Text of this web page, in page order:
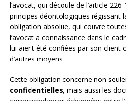
l’avocat, qui découle de l’article
principes déontologiques régissant
obligation absolue, qui couvre
l’avocat a connaissance dans le
lui aient été confiées par son client
d’autres moyens.
Cette obligation concerne non
confidentielles, mais aussi les